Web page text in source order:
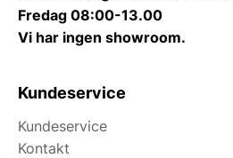
Fredag 08:00-13.00
Vi har ingen showroom.
Kundeservice
Kundeservice
Kontakt